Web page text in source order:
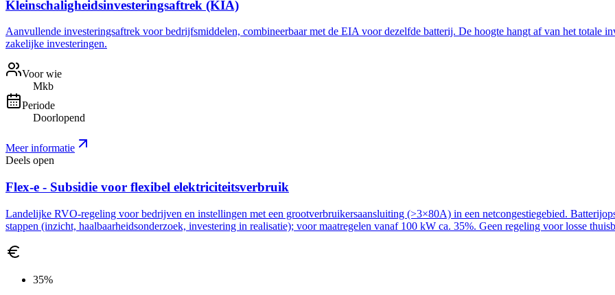
Kleinschaligheidsinvesteringsaftrek (KIA)
Aanvullende investeringsaftrek voor bedrijfsmiddelen, combineerbaar met de EIA voor dezelfde batterij. De hoogte hangt af van het totale
zakelijke investeringen.
Voor wie
Mkb
Periode
Doorlopend
Meer informatie
Deels open
Flex-e - Subsidie voor flexibel elektriciteitsverbruik
Landelijke RVO-regeling voor bedrijven en instellingen met een grootverbruikersaansluiting (>3×80A) in een netcongestiegebied.
stappen (inzicht, haalbaarheidsonderzoek, investering in realisatie); voor maatregelen vanaf 100 kW ca. 35%. Geen regeling voor losse
35%